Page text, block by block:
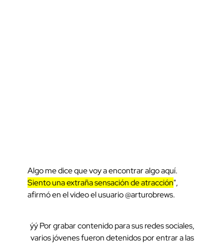
Algo me dice que voy a encontrar algo aquí.
Siento una extraña sensación de atracción",
afirmó en el video el usuario @arturobrews.
ýý Por grabar contenido para sus redes sociales,
varios jóvenes fueron detenidos por entrar a las